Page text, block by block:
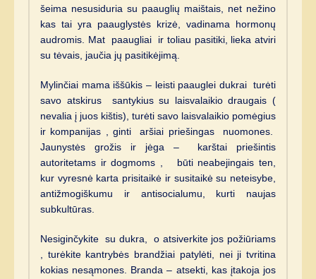
šeima nesusiduria su paauglių maištais, net nežino
kas tai yra paauglystės krizė, vadinama hormonų
audromis. Mat paaugliai ir toliau pasitiki, lieka atviri
su tėvais, jaučia jų pasitikėjimą.
Mylinčiai mama iššūkis – leisti paauglei dukrai turėti
savo atskirus santykius su laisvalaikio draugais (
nevalia į juos kištis), turėti savo laisvalaikio pomėgius
ir kompanijas , ginti aršiai priešingas nuomones.
Jaunystės grožis ir jėga – karštai priešintis
autoritetams ir dogmoms , būti neabejingais ten,
kur vyresnė karta prisitaikė ir susitaikė su neteisybe,
antižmogiškumu ir antisocialumu, kurti naujas
subkultūras.
Nesiginčykite su dukra, o atsiverkite jos požiūriams
, turėkite kantrybės brandžiai patylėti, nei ji tvritina
kokias nesąmones. Branda – atsekti, kas įtakoja jos